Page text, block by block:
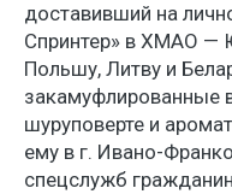
доставивший на
Спринтер» в ХМАО —
Польшу, Литву и
закамуфлированные
шуруповерте и
ему в г. Ивано-
спецслужб